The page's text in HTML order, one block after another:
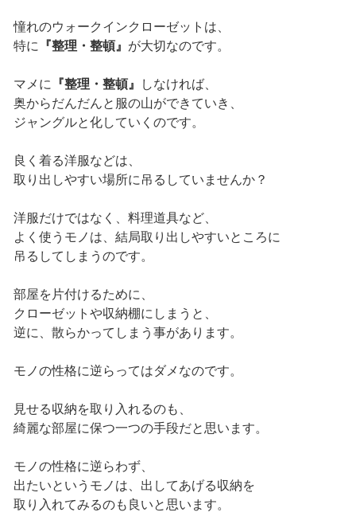
憧れのウォークインクローゼットは、
特に
『整理・整頓』 が大切なのです。
マメに 『整理・整頓』
しなければ、
奥からだんだんと服の山ができていき、
ジャングルと化していくのです。
良く着る洋服などは、
取り出しやすい場所に吊るしていませんか？
洋服だけではなく、料理道具など、
よく使うモノは、結局取り出しやすいところに
吊るしてしまうのです。
部屋を片付けるために、
クローゼットや収納棚にしまうと、
逆に、散らかってしまう事があります。
モノの性格に逆らってはダメなのです。
見せる収納を取り入れるのも、
綺麗な部屋に保つ一つの手段だと思います。
モノの性格に逆らわず、
出たいというモノは、出してあげる収納を
取り入れてみるのも良いと思います。